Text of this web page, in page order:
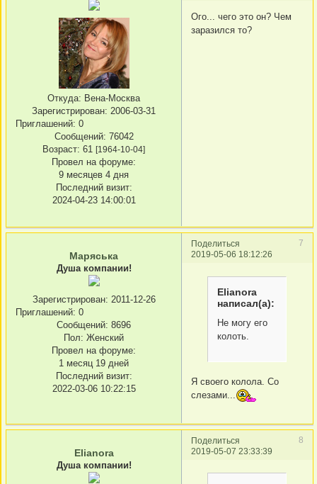
Откуда: Вена-Москва
Зарегистрирован: 2006-03-31
Приглашений: 0
Сообщений: 76042
Возраст: 61 [1964-10-04]
Провел на форуме:
9 месяцев 4 дня
Последний визит:
2024-04-23 14:00:01
Ого... чего это он? Чем
заразился то?
Поделиться
7
2019-05-06 18:12:26
Маряська
Душа компании!
Зарегистрирован: 2011-12-26
Приглашений: 0
Сообщений: 8696
Пол: Женский
Провел на форуме:
1 месяц 19 дней
Последний визит:
2022-03-06 10:22:15
Elianora
написал(а):
Не могу его
колоть.
Я своего колола. Со
слезами...
Поделиться
8
2019-05-07 23:33:39
Elianora
Душа компании!